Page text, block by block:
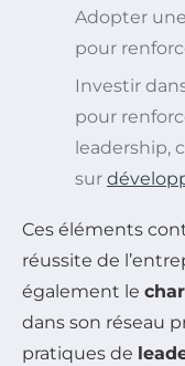
Adopter
pour
Investir
pour
leadership,
sur
Ces éléments
réussite de
également le
dans son réseau
pratiques de